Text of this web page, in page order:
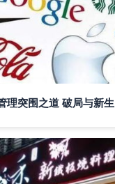
理突围之道 破局与新生